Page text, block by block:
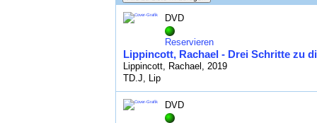
DVD
Reservieren
Lippincott, Rachael - Drei Schritte zu
Lippincott, Rachael, 2019
TD.J, Lip
DVD